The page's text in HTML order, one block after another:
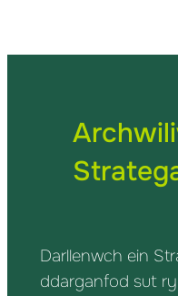
Darllenwch ein
ddarganfod sut